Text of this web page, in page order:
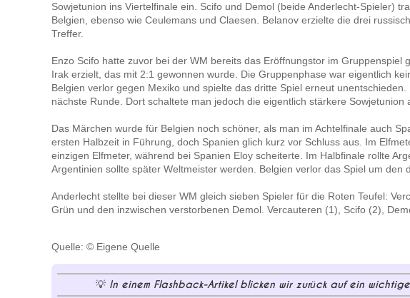
Sowjetunion ins Viertelfinale ein. Scifo und Demol (beide Anderlecht-Spieler)
Belgien, ebenso wie Ceulemans und Claesen. Belanov erzielte die drei
Treffer.
Enzo Scifo hatte zuvor bei der WM bereits das Eröffnungstor im Gruppenspiel
Irak erzielt, das mit 2:1 gewonnen wurde. Die Gruppenphase war eigentlich
Belgien verlor gegen Mexiko und spielte das dritte Spiel erneut
nächste Runde. Dort schaltete man jedoch die eigentlich stärkere Sowjetunion
Das Märchen wurde für Belgien noch schöner, als man im Achtelfinale auch
ersten Halbzeit in Führung, doch Spanien glich kurz vor Schluss aus. Im
einzigen Elfmeter, während bei Spanien Eloy scheiterte. Im Halbfinale rollte
Argentinien sollte später Weltmeister werden. Belgien verlor das Spiel um den
Anderlecht stellte bei dieser WM gleich sieben Spieler für die Roten Teufel:
Grün und den inzwischen verstorbenen Demol. Vercauteren (1), Scifo (2),
Quelle: © Eigene Quelle
In einem Flashback-Artikel blicken wir zurück auf ein